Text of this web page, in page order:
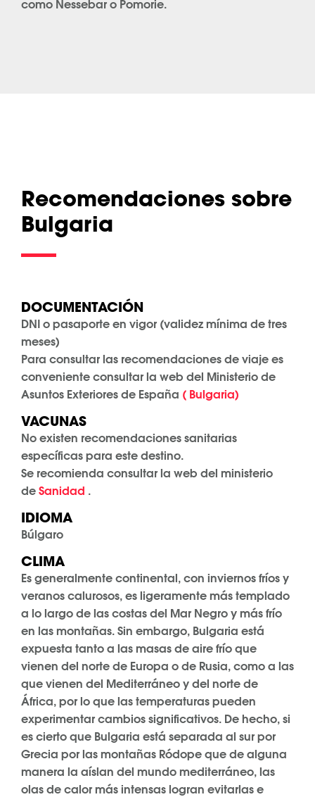
como Nessebar o Pomorie.
Recomendaciones sobre
Bulgaria
DOCUMENTACIÓN
DNI o pasaporte en vigor (validez mínima de tres
meses)
Para consultar las recomendaciones de viaje es
conveniente consultar la web del Ministerio de
Asuntos Exteriores de España ( Bulgaria)
VACUNAS
No existen recomendaciones sanitarias
específicas para este destino.
Se recomienda consultar la web del ministerio
deSanidad .
IDIOMA
Búlgaro
CLIMA
Es generalmente continental, con inviernos fríos y
veranos calurosos, es ligeramente más templado
a lo largo de las costas del Mar Negro y más frío
en las montañas. Sin embargo, Bulgaria está
expuesta tanto a las masas de aire frío que
vienen del norte de Europa o de Rusia, como a las
que vienen del Mediterráneo y del norte de
África, por lo que las temperaturas pueden
experimentar cambios significativos. De hecho, si
es cierto que Bulgaria está separada al sur por
Grecia por las montañas Ródope que de alguna
manera la aíslan del mundo mediterráneo, las
olas de calor más intensas logran evitarlas e